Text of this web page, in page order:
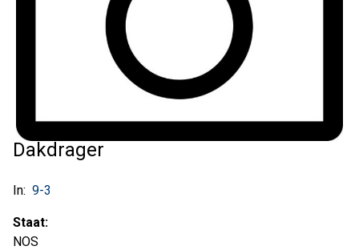
Dakdrager
In: 9-3
Staat:
NOS